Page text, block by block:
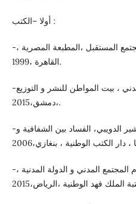
أولا –الكتب :
-السيد على شتا ،الفساد الإداري ومجتمع المستقبل ،المطبعة المصرية ،
القاهرة ،1999.
-حسام شحادة ، المجتمع المدني ، بيت المواطن للنشر و التوزيع
،دمشق،2015.
-رمضان السنوسى و عبدالسلام بشير الدويبي، الفساد بين الشفافية و
-محمد احمد على المفتي، مفهوم المجتمع المدني و الدولة المدنية ،